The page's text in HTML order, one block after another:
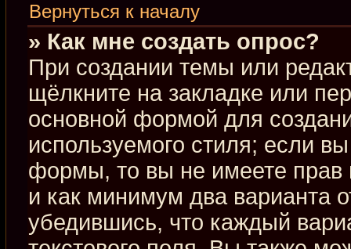
Вернуться к началу
» Как мне создать опрос?
При создании темы или
щёлкните на закладке или
основной формой для
используемого стиля; если
формы, то вы не имеете прав
и как минимум два варианта
убедившись, что каждый